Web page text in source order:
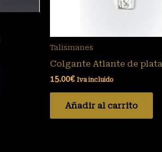
Talismanes
Colgante Atlante de plata
15.00€ Iva incluido
Añadir al carrito